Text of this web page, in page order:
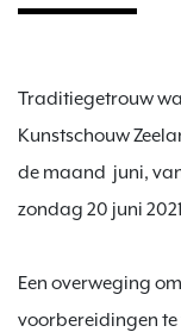
Traditiegetrouw
Kunstschouw
de maand  juni,
zondag 20 juni
Een overweging
voorbereidingen te